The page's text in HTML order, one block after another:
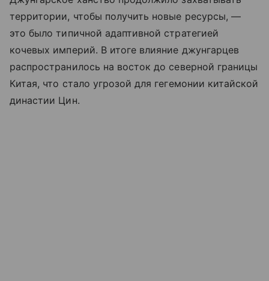
территории, чтобы получить новые ресурсы, —
это было типичной адаптивной стратегией
кочевых империй. В итоге влияние джунгарцев
распространилось на восток до северной границы
Китая, что стало угрозой для гегемонии китайской
династии Цин.